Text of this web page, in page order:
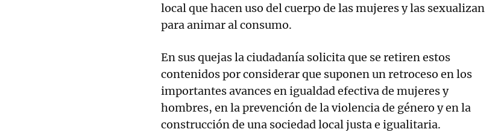
local que hacen uso del cuerpo de las mujeres y las sexualizan
para animar al consumo.
En sus quejas la ciudadanía solicita que se retiren estos
contenidos por considerar que suponen un retroceso en los
importantes avances en igualdad efectiva de mujeres y
hombres, en la prevención de la violencia de género y en la
construcción de una sociedad local justa e igualitaria.